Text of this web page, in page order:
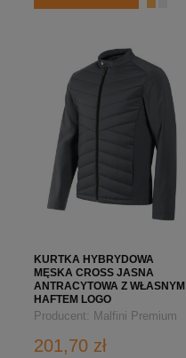
KURTKA HYBRYDOWA
MĘSKA CROSS JASNA
ANTRACYTOWA Z WŁASNYM
HAFTEM LOGO
Producent: Malfini Premium
201,70 zł